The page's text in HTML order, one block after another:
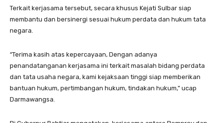
Terkait kerjasama tersebut, secara khusus Kejati Sulbar siap
membantu dan bersinergi sesuai hukum perdata dan hukum tata
negara.
“Terima kasih atas kepercayaan, Dengan adanya
penandatanganan kerjasama ini terkait masalah bidang perdata
dan tata usaha negara, kami kejaksaan tinggi siap memberikan
bantuan hukum, pertimbangan hukum, tindakan hukum,” ucap
Darmawangsa.